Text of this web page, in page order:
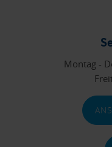
Montag -